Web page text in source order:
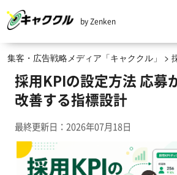
by Zenken
集客・広告戦略メディア「キャククル」 >
採用KPIの設定方法 応募
改善する指標設計
最終更新日：2026年07月18日